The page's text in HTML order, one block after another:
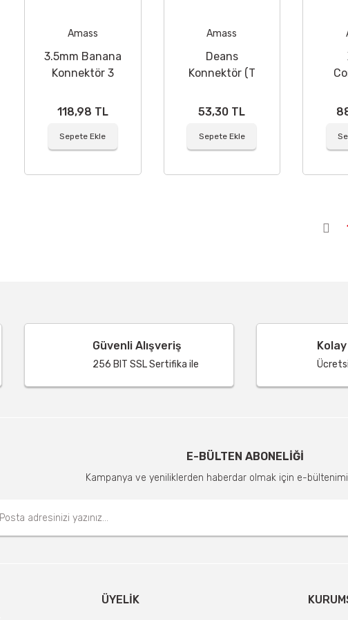
Amass
3.5mm Banana
Konnektör 3
118,98 TL
Sepete Ekle
Amass
Deans
Konnektör (T
53,30 TL
Sepete Ekle
Güvenli Alışveriş
256 BIT SSL Sertifika ile
E-BÜLTEN ABONELİĞİ
Kampanya ve yeniliklerden haberdar olmak için e-
ÜYELIK